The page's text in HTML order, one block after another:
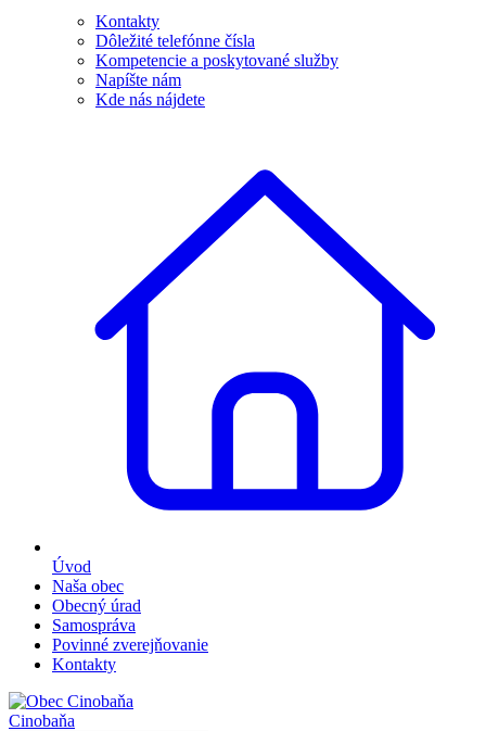
Kontakty
Dôležité telefónne čísla
Kompetencie a poskytované služby
Napíšte nám
Kde nás nájdete
Úvod
Naša obec
Obecný úrad
Samospráva
Povinné zverejňovanie
Kontakty
Cinobaňa